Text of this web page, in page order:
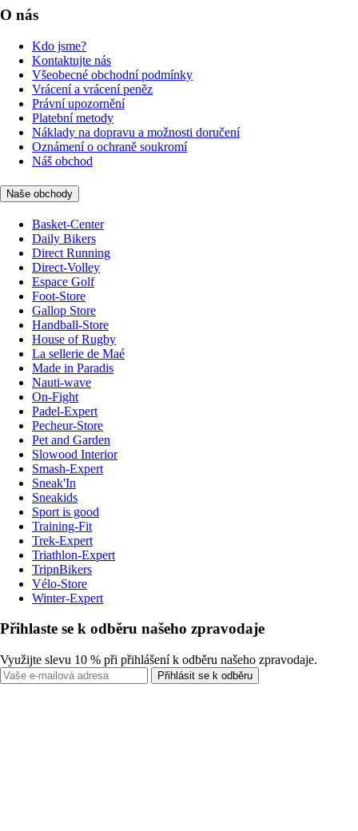
O nás
Kdo jsme?
Kontaktujte nás
Všeobecné obchodní podmínky
Vrácení a vrácení peněz
Právní upozornění
Platební metody
Náklady na dopravu a možnosti doručení
Oznámení o ochraně soukromí
Náš obchod
Naše obchody
Basket-Center
Daily Bikers
Direct Running
Direct-Volley
Espace Golf
Foot-Store
Gallop Store
Handball-Store
House of Rugby
La sellerie de Maé
Made in Paradis
Nauti-wave
On-Fight
Padel-Expert
Pecheur-Store
Pet and Garden
Slowood Interior
Smash-Expert
Sneak'In
Sneakids
Sport is good
Training-Fit
Trek-Expert
Triathlon-Expert
TripnBikers
Vélo-Store
Winter-Expert
Přihlaste se k odběru našeho zpravodaje
Využijte slevu 10 % při přihlášení k odběru našeho zpravodaje.
Přihlásit se k odběru